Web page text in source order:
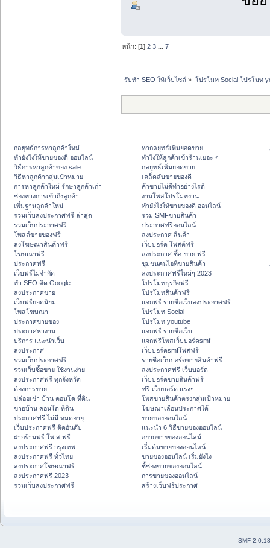
หน้า: [1]2 3 ...7
รับทำ SEO ให้เว็บไซต์ » โปรโมท Social โปรโมท
กลยุทธ์การหาลูกค้าใหม่
ทํายังไงให้ขายของดี ออนไลน์
วิธีการหาลูกค้าของ sale
วิธีหาลูกค้ากลุ่มเป้าหมาย
การหาลูกค้าใหม่ รักษาลูกค้าเก่า
ช่องทางการเข้าถึงลูกค้า
เพิ่มฐานลูกค้าใหม่
รวมเว็บลงประกาศฟรี ล่าสุด
รวมเว็บประกาศฟรี
โพสต์ขายของฟรี
ลงโฆษณาสินค้าฟรี
โฆษณาฟรี
ประกาศฟรี
เว็บฟรีไม่จำกัด
ทำ SEO ติด Google
ลงประกาศขาย
เว็บฟรียอดนิยม
โพสโฆษณา
ประกาศขายของ
ประกาศหางาน
บริการ แนะนำเว็บ
ลงประกาศ
รวมเว็บประกาศฟรี
รวมเว็บซื้อขาย ใช้งานง่าย
ลงประกาศฟรี ทุกจังหวัด
ต้องการขาย
ปล่อยเช่า บ้าน คอนโด ที่ดิน
ขายบ้าน คอนโด ที่ดิน
ประกาศฟรี ไม่มี หมดอายุ
เว็บประกาศฟรี ติดอันดับ
ฝากร้านฟรี โพ ส ฟรี
ลงประกาศฟรี กรุงเทพ
ลงประกาศฟรี ทั่วไทย
ลงประกาศโฆษณาฟรี
ลงประกาศฟรี 2023
รวมเว็บลงประกาศฟรี
หากลยุทธ์เพิ่มยอดขาย
ทําไงให้ลูกค้าเข้าร้านเยอะ ๆ
กลยุทธ์เพิ่มยอดขาย
เคล็ดลับขายของดี
ค้าขายไม่ดีทำอย่างไรดี
งานโพสโปรโมทงาน
ทํายังไงให้ขายของดี ออนไลน์
รวม SMFขายสินค้า
ประกาศฟรีออนไลน์
ลงประกาศ สินค้า
เว็บบอร์ด โพสต์ฟรี
ลงประกาศ ซื้อ-ขาย ฟรี
ชุมชนคนไอทีขายสินค้า
ลงประกาศฟรีใหม่ๆ 2023
โปรโมทธุรกิจฟรี
โปรโมทสินค้าฟรี
แจกฟรี รายชื่อเว็บลงประกาศฟรี
โปรโมท Social
โปรโมท youtube
แจกฟรี รายชื่อเว็บ
แจกฟรีโพสเว็บบอร์ดsmf
เว็บบอร์ดsmfโพสฟรี
รายชื่อเว็บบอร์ดขายสินค้าฟรี
ลงประกาศฟรี เว็บบอร์ด
เว็บบอร์ดขายสินค้าฟรี
ฟรี เว็บบอร์ด แรงๆ
โพสขายสินค้าตรงกลุ่มเป้าหมาย
โฆษณาเลื่อนประกาศได้
ขายของออนไลน์
แนะนำ 6 วิธีขายของออนไลน์
อยากขายของออนไลน์
เริ่มต้นขายของออนไลน์
ขายของออนไลน์ เริ่มยังไง
ชี้ช่องขายของออนไลน์
การขายของออนไลน์
สร้างเว็บฟรีประกาศ
SMF 2.0.18